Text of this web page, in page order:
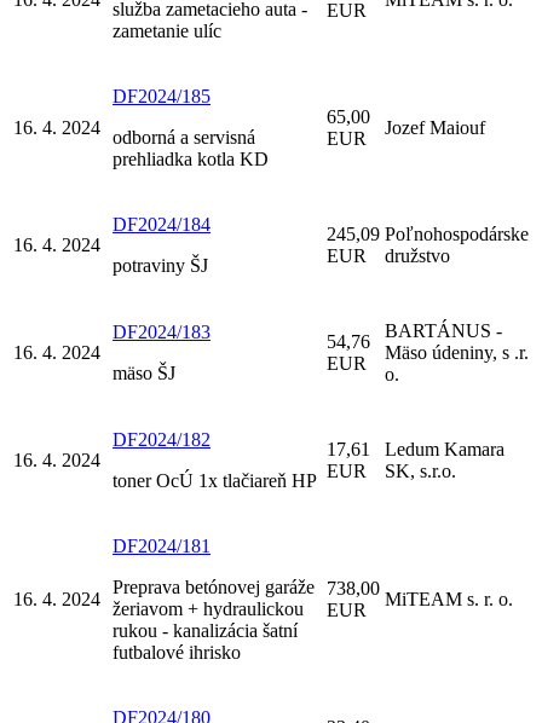
služba zametacieho auta -
zametanie ulíc
EUR
16. 4. 2024
DF2024/185
odborná a servisná
prehliadka kotla KD
65,00
EUR
Jozef Maiouf
16. 4. 2024
DF2024/184
potraviny ŠJ
245,09
EUR
Poľnohospodárske
družstvo
16. 4. 2024
DF2024/183
mäso ŠJ
54,76
EUR
BARTÁNUS -
Mäso údeniny, s .r.
o.
16. 4. 2024
DF2024/182
toner OcÚ 1x tlačiareň HP
17,61
EUR
Ledum Kamara
SK, s.r.o.
16. 4. 2024
DF2024/181
Preprava betónovej garáže
žeriavom + hydraulickou
rukou - kanalizácia šatní
futbalové ihrisko
738,00
EUR
MiTEAM s. r. o.
DF2024/180